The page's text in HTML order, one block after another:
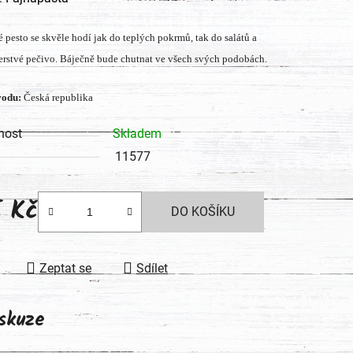
pesto se skvěle hodí jak do teplých pokrmů, tak do salátů a
pečivo. Báječně bude chutnat ve všech svých podobách.
Česká republika
Skladem
11577
Kč DO KOŠÍKU
Zeptat se Sdílet